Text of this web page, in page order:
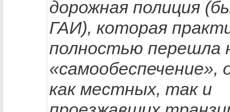
дорожная полиция
ГАИ), которая
полностью перешла
«самообеспечение»,
как местных, так и